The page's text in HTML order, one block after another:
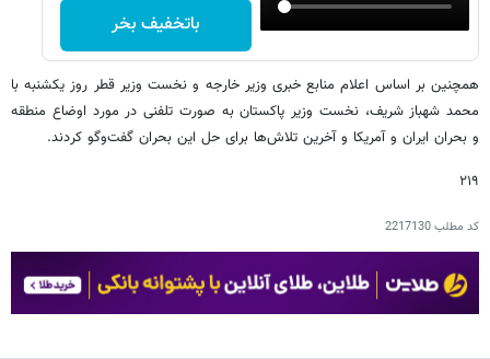
باتخفیف بخر
همچنین بر اساس اعلام منابع خبری وزیر خارجه و نخست وزیر قطر روز یکشنبه با
محمد شهباز شریف، نخست وزیر پاکستان به صورت تلفنی در مورد اوضاع منطقه
و بحران ایران و آمریکا و آخرین تلاش‌ها برای حل این بحران گفت‌وگو کردند.
۲۱۹
کد مطلب2217130